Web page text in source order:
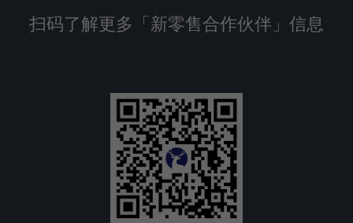
扫码了解更多「新零售合作伙伴」信息